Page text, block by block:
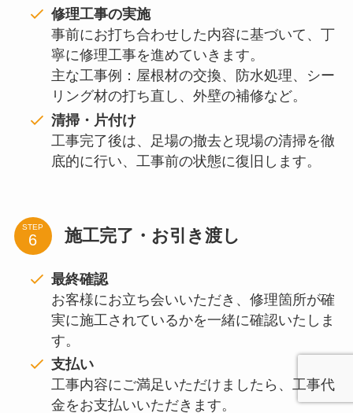
修理工事の実施
事前にお打ち合わせした内容に基づいて、丁
寧に修理工事を進めていきます。
主な工事例：屋根材の交換、防水処理、シー
リング材の打ち直し、外壁の補修など。
清掃・片付け
工事完了後は、足場の撤去と現場の清掃を徹
底的に行い、工事前の状態に復旧します。
STEP 施工完了・お引き渡し
最終確認
お客様にお立ち会いいただき、修理箇所が確
実に施工されているかを一緒に確認いたしま
す。
支払い
工事内容にご満足いただけましたら、工事代
金をお支払いいただきます。